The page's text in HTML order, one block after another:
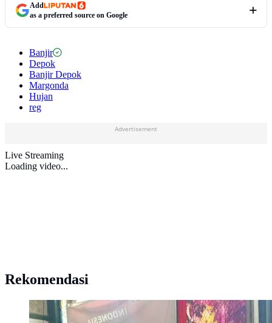
Add
as a preferred source on Google
Banjir
Depok
Banjir Depok
Margonda
Hujan
reg
Advertisement
Live Streaming
Loading video...
Rekomendasi